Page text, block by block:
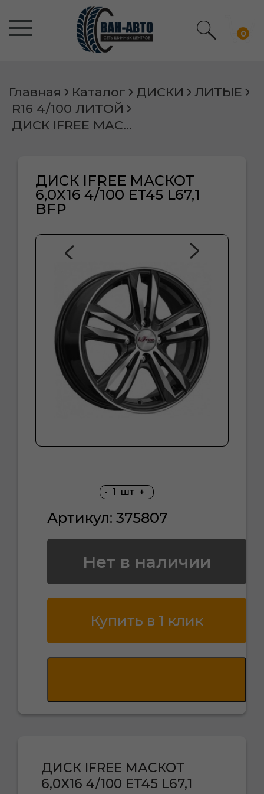
0
Главная Каталог ДИСКИ
ЛИТЫЕ
R16 4/100 ЛИТОЙ
ДИСК IFREE МАСКОТ 6,0X16 4/100 ET45 L67,1 BFP
ДИСК IFREE МАСКОТ
6,0X16 4/100 ET45 L67,1
BFP
- 1 шт +
Артикул: 375807
Нет в наличии
Купить в 1 клик
ДИСК IFREE МАСКОТ
6,0X16 4/100 ET45 L67,1